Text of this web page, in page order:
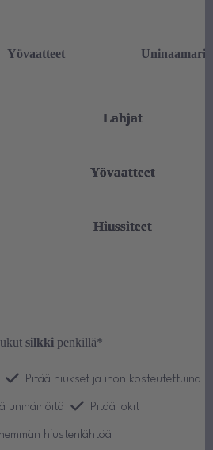
Yövaatteet Uninaamarit
Lahjat
Yövaatteet
Hiussiteet
silkki penkillä*
Pitää hiukset ja ihon kosteutettuina
unihäiriöitä Pitää lokit
hiustenlähtöä